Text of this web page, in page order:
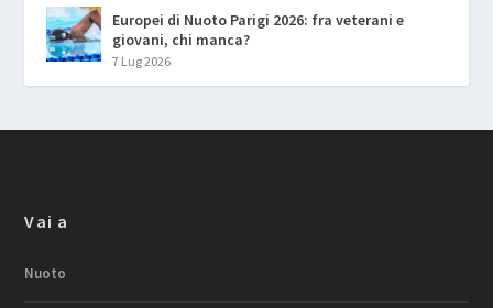
Europei di Nuoto Parigi 2026: fra veterani e
giovani, chi manca?
7 Lug 2026
Vai a
Nuoto